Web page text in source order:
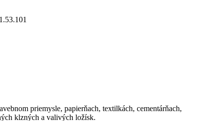
priemysle, papierňach, textilkách, cementárňach,
klzných a valivých ložísk.